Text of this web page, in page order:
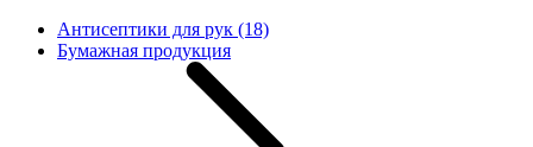
Антисептики для рук (18)
Бумажная продукция